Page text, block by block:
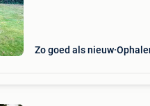
Zo goed als nieuw